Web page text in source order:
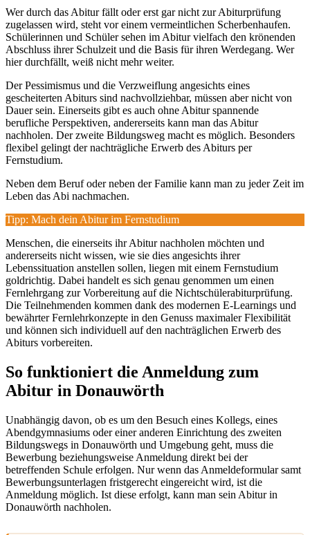
Wer durch das Abitur fällt oder erst gar nicht zur Abiturprüfung
zugelassen wird, steht vor einem vermeintlichen Scherbenhaufen.
Schülerinnen und Schüler sehen im Abitur vielfach den krönenden
Abschluss ihrer Schulzeit und die Basis für ihren Werdegang. Wer
hier durchfällt, weiß nicht mehr weiter.
Der Pessimismus und die Verzweiflung angesichts eines
gescheiterten Abiturs sind nachvollziehbar, müssen aber nicht von
Dauer sein. Einerseits gibt es auch ohne Abitur spannende
berufliche Perspektiven, andererseits kann man das Abitur
nachholen. Der zweite Bildungsweg macht es möglich. Besonders
flexibel gelingt der nachträgliche Erwerb des Abiturs per
Fernstudium.
Neben dem Beruf oder neben der Familie kann man zu jeder Zeit im
Leben das Abi nachmachen.
Tipp: Mach dein Abitur im Fernstudium
Menschen, die einerseits ihr Abitur nachholen möchten und
andererseits nicht wissen, wie sie dies angesichts ihrer
Lebenssituation anstellen sollen, liegen mit einem Fernstudium
goldrichtig. Dabei handelt es sich genau genommen um einen
Fernlehrgang zur Vorbereitung auf die Nichtschülerabiturprüfung.
Die Teilnehmenden kommen dank des modernen E-Learnings und
bewährter Fernlehrkonzepte in den Genuss maximaler Flexibilität
und können sich individuell auf den nachträglichen Erwerb des
Abiturs vorbereiten.
So funktioniert die Anmeldung zum
Abitur in Donauwörth
Unabhängig davon, ob es um den Besuch eines Kollegs, eines
Abendgymnasiums oder einer anderen Einrichtung des zweiten
Bildungswegs in Donauwörth und Umgebung geht, muss die
Bewerbung beziehungsweise Anmeldung direkt bei der
betreffenden Schule erfolgen. Nur wenn das Anmeldeformular samt
Bewerbungsunterlagen fristgerecht eingereicht wird, ist die
Anmeldung möglich. Ist diese erfolgt, kann man sein Abitur in
Donauwörth nachholen.